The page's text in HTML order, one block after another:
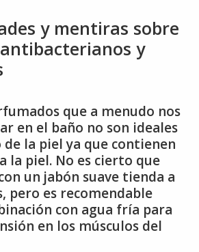
y mentiras sobre
y
que a menudo nos
en el baño no son ideales
de la piel ya que contienen
la piel. No es cierto que
un jabón suave tienda a
pero es recomendable
con agua fría para
en los músculos del